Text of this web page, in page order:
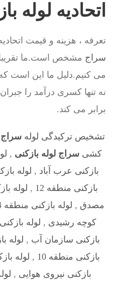
اتحادیه لوله
تعرفه ، هزینه و قیمت
سراج مشخص است.ما
می کنیم.دلیل ما این است
نه تنها کسری درآمد را
برابر می کند.
تشخیص ترکیدگی لولهسراج
کشیسراج لوله بازکنی ,
بازکنی عرب‌ آباد , لوله
بازکنی منطقه 12
, لوله
مصدق , لوله بازکنی منطقه 4
کوچه رشیدی , لوله
بازکنی سازمان آب , لوله
بازکنی منطقه 10
, لوله
بازکنی نیروی هوایی ,